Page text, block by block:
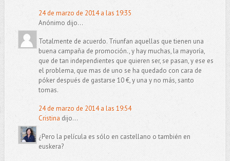
24 de marzo de 2014 a las 19:35
Anónimo dijo...
Totalmente de acuerdo. Triunfan aquellas que tienen una
buena campaña de promoción., y hay muchas, la mayoría,
que de tan independientes que quieren ser, se pasan, y ese es
el problema, que mas de uno se ha quedado con cara de
póker después de gastarse 10 €, y una y no más, santo
tomas.
24 de marzo de 2014 a las 19:54
Cristina dijo...
¿Pero la película es sólo en castellano o también en
euskera?